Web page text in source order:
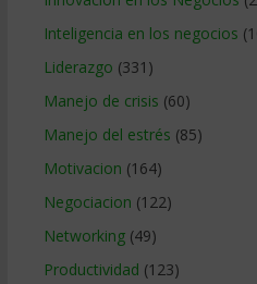
Inteligencia en los negocios
Liderazgo (331)
Manejo de crisis (60)
Manejo del estrés (85)
Motivacion (164)
Negociacion (122)
Networking(49)
Productividad (123)